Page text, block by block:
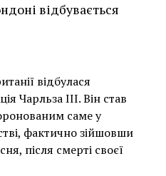
відбувається
відбулася
Чарльза ІІІ. Він став
саме у
фактично зійшовши
після смерті своєї